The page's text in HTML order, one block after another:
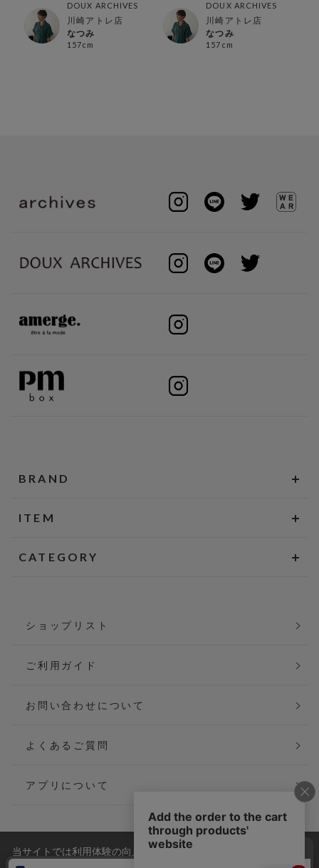
DOUX ARCHIVES
川崎アトレ店
なつみ
157cm
DOUX ARCHIVES
川崎アトレ店
なつみ
157cm
BRAND
ITEM
CATEGORY
ショップリスト
ご利用ガイド
お問い合わせについて
よくあるご質問
アプリについて
会社概要
当サイトでは利用体験の向上およびコンテンツの最適な提供、ト